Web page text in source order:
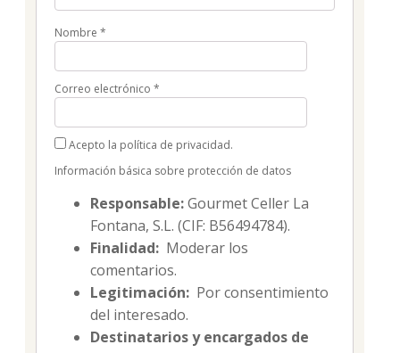
Nombre *
Correo electrónico *
Acepto la política de privacidad.
Información básica sobre protección de datos
Responsable:Gourmet Celler La
Fontana, S.L. (CIF: B56494784).
Finalidad: Moderar los
comentarios.
Legitimación: Por consentimiento
del interesado.
Destinatarios y encargados de